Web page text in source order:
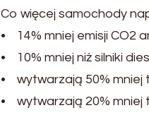
Co więcej samochody
• 14% mniej emisji CO2
• 10% mniej niż silniki
• wytwarzają 50% mniej
• wytwarzają 20% mniej